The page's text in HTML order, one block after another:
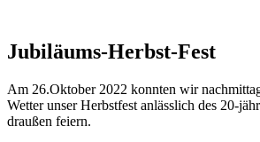
Jubiläums-Herbst-Fest
Am 26.Oktober 2022 konnten wir
Wetter unser Herbstfest anlässlich des 20-
draußen feiern.